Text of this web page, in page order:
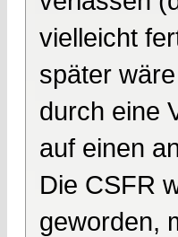
vielleicht
später
durch eine
auf einen
Die CSFR
geworden,